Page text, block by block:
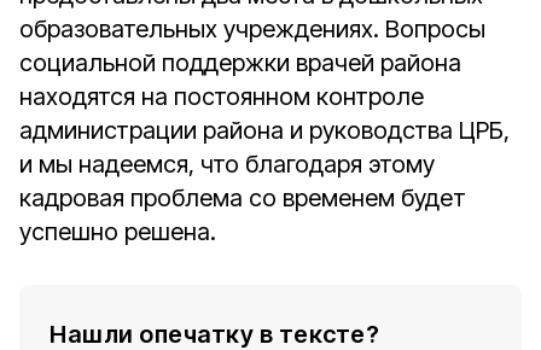
образовательных учреждениях. Вопросы
социальной поддержки врачей района
находятся на постоянном контроле
администрации района и руководства ЦРБ,
и мы надеемся, что благодаря этому
кадровая проблема со временем будет
успешно решена.
Нашли опечатку в тексте?